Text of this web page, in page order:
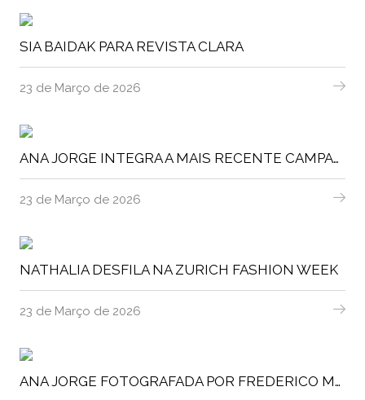
SIA BAIDAK PARA REVISTA CLARA
23 de Março de 2026
ANA JORGE INTEGRA A MAIS RECENTE CAMPANHA DO FC PORTO, UM TRIBUTO A JORGE NUNO PINTO DA COSTA.
23 de Março de 2026
NATHALIA DESFILA NA ZURICH FASHION WEEK
23 de Março de 2026
ANA JORGE FOTOGRAFADA POR FREDERICO MARTINS EM SÉRIE EDITORIAL